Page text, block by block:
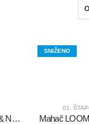
Mahač LOOMIS & FRANKLIN NX8 Dry & Nymph
SNIŽENO
01.
Mahač